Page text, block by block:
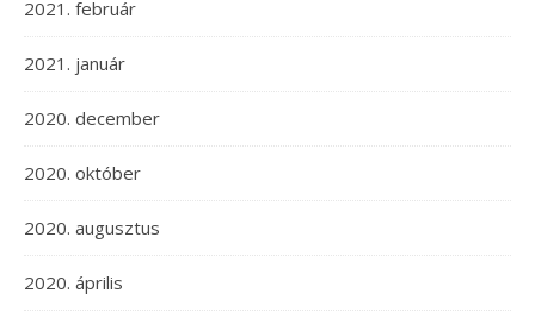
2021. február
2021. január
2020. december
2020. október
2020. augusztus
2020. április